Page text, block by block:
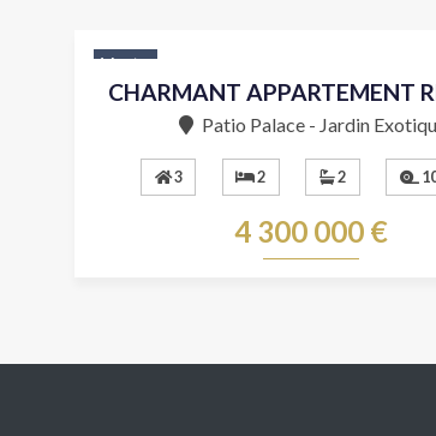
Vente
CHARMANT APPARTEMENT
Patio Palace - Jardin
3 2 2
4 300 000 €